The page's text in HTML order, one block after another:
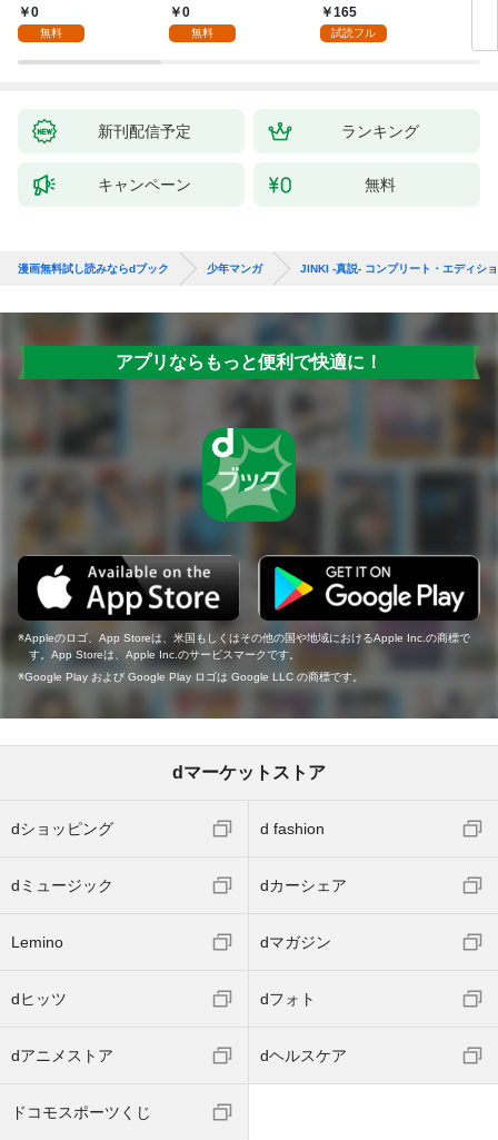
る～不人気の支援魔術
師は給料泥棒だと魔術
が、出世した元教え子
0
無料
魔術師～辺境の地でス
ローライフを夢見る
0
無料
(話売り) #1
165
試読フル
新刊配信予定 ランキング
キャンペーン 無料
漫画無料試し読みならdブック 少年マンガ JINKI -真説- コンプリート・エディシ
アプリならもっと便利で快適に！
Appleのロゴ、App Storeは、米国もしくはその他の国や地域におけるApple Inc.の商標で
す。App Storeは、Apple Inc.のサービスマークです。
Google Play および Google Play ロゴは Google LLC の商標です。
dマーケットストア
dショッピング d fashion
dミュージック dカーシェア
Lemino dマガジン
dヒッツ dフォト
dアニメストア dヘルスケア
ドコモスポーツくじ